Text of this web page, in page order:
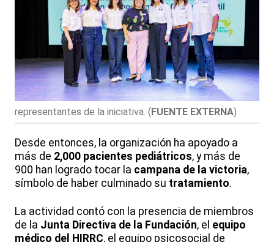
representantes de la iniciativa. (FUENTE EXTERNA)
Desde entonces, la organización ha apoyado a
más de 2,000 pacientes pediátricos, y más de
900 han logrado tocar la campana de la victoria,
símbolo de haber culminado su tratamiento.
La actividad contó con la presencia de miembros
de la Junta Directiva de la Fundación, el equipo
médico del HIRRC, el equipo psicosocial de